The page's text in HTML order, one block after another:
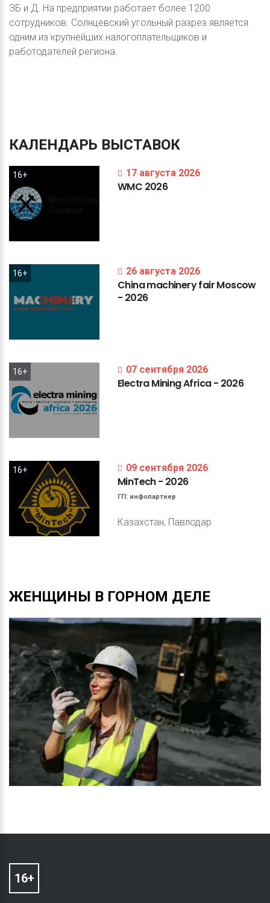
ЗБ и Д. На предприятии работает более 1200
сотрудников. Солнцевский угольный разрез является
одним из крупнейших налогоплательщиков и
работодателей региона.
КАЛЕНДАРЬ ВЫСТАВОК
16+ 17 августа 2026
WMC 2026
16+ 26 августа 2026
ChinamachineryfairMoscow
- 2026
16+ 07 сентября 2026
ElectraMiningAfrica- 2026
16+ 09 сентября 2026
MinTech- 2026
ГП: инфопартнер
Казахстан, Павлодар
ЖЕНЩИНЫ В ГОРНОМ ДЕЛЕ